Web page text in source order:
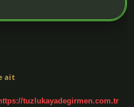
ait
tuzlukayadegirmen.com.tr